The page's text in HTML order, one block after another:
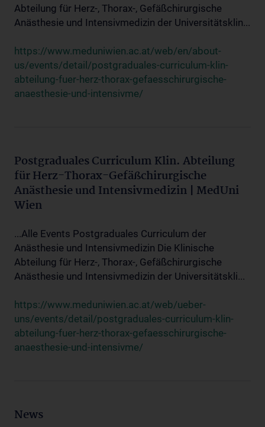
Abteilung für Herz-, Thorax-, Gefäßchirurgische
Anästhesie und Intensivmedizin der Universitätsklin...
https://www.meduniwien.ac.at/web/en/about-
us/events/detail/postgraduales-curriculum-klin-
abteilung-fuer-herz-thorax-gefaesschirurgische-
anaesthesie-und-intensivme/
Postgraduales Curriculum Klin. Abteilung
für Herz-Thorax-Gefäßchirurgische
Anästhesie und Intensivmedizin | MedUni
Wien
...Alle Events Postgraduales Curriculum der
Anästhesie und Intensivmedizin Die Klinische
Abteilung für Herz-, Thorax-, Gefäßchirurgische
Anästhesie und Intensivmedizin der Universitätskli...
https://www.meduniwien.ac.at/web/ueber-
uns/events/detail/postgraduales-curriculum-klin-
abteilung-fuer-herz-thorax-gefaesschirurgische-
anaesthesie-und-intensivme/
News